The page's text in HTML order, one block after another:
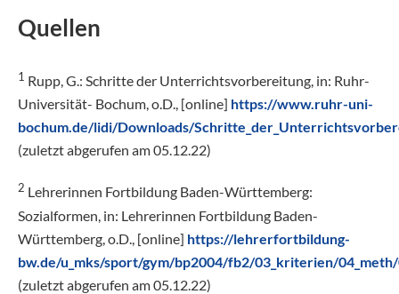
Quellen
1 Rupp, G.: Schritte der Unterrichtsvorbereitung, in: Ruhr-
Universität- Bochum, o.D., [online] https://www.ruhr-uni-
bochum.de/lidi/Downloads/
(zuletzt abgerufen am 05.12.22)
2 Lehrerinnen Fortbildung Baden-Württemberg:
Sozialformen, in: Lehrerinnen Fortbildung Baden-
Württemberg, o.D., [online] https://lehrerfortbildung-
bw.de/u_mks/sport/gym/bp2004/fb2/03_kriterien/04_meth/
(zuletzt abgerufen am 05.12.22)